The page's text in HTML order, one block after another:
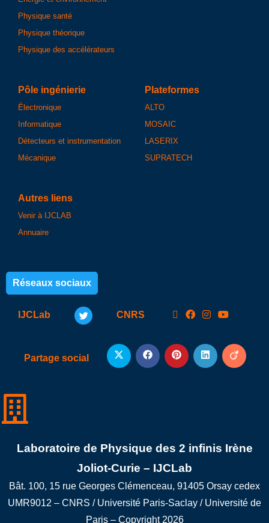
Physique santé
Physique théorique
Physique des accélérateurs
Pôle ingénierie
Électronique
Informatique
Détecteurs et instrumentation
Mécanique
Plateformes
ALTO
MOSAIC
LASERIX
SUPRATECH
Autres liens
Venir à IJCLAB
Annuaire
Réseaux sociaux
IJCLab CNRS
Partage social
Laboratoire de Physique des 2 infinis Irène
Joliot-Curie – IJCLab
Bât. 100, 15 rue Georges Clémenceau, 91405 Orsay cedex
UMR9012 – CNRS / Université Paris-Saclay / Université de
Paris – Copyright 2026